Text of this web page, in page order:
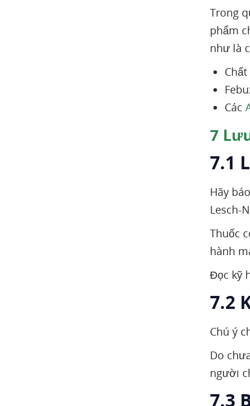
Trong
phẩm
như là
Các
7
7.1
Hãy
Lesch-
Thuốc
hành
Đọc kỹ
7.2
Chú ý
Do
người
7.3